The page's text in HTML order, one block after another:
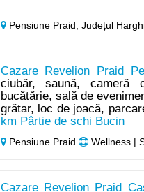
Pensiune Praid, Județul
Cazare Revelion Praid
ciubăr, saună, cameră
bucătărie, sală de
grătar, loc de joacă,
km Pârtie de schi Bucin
Pensiune Praid Wellness |
Cazare Revelion Praid